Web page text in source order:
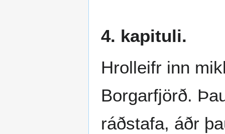
4. kapituli.
Hrolleifr inn
Borgarfjörð.
ráðstafa, áðr